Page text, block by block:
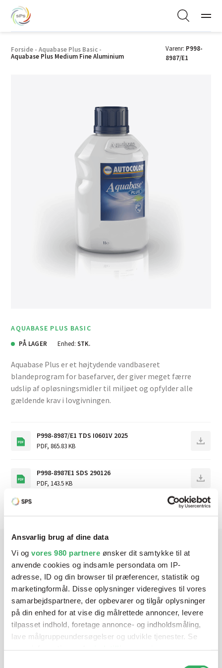
Ansvarlig brug af dine data
Vi og vores 980 partnere ønsker dit samtykke til at
anvende cookies og indsamle persondata om IP-
adresse, ID og din browser til præferencer, statistik og
marketingformål. Disse oplysninger videregives til vores
samarbejdspartnere, der opbevarer og tilgår oplysninger
på din enhed for at vise dig målrettede annoncer, levere
tilpasset indhold, foretage annonce- og indholdsmåling,
lave målgruppeundersøgelser og udvikle tjenester. Se
Forside - Aquabase Plus Basic -
Aquabase Plus Medium Fine Aluminium
Varenr: P998-
8987/E1
AQUABASE PLUS BASIC
PÅ LAGER Enhed: STK.
Aquabase Plus er et højtydende vandbaseret
blandeprogram for basefarver, der giver meget færre
udslip af opløsningsmidler til miljøet og opfylder alle
gældende krav i lovgivningen.
P998-8987/E1 TDS I0601V 2025
PDF, 865.83 KB
P998-8987E1 SDS 290126
PDF, 143.5 KB
Har du brug for hjælp? Vi sidder
klar ved telefonen
Vi tilbyder et bredt sortiment af produkter til
autolakering. Lige meget om du skal bruge en enkelt farve,
en sprøjtepistol eller om du har behov for en
blandeanlægsløsning, kan vi hjælpe dig.